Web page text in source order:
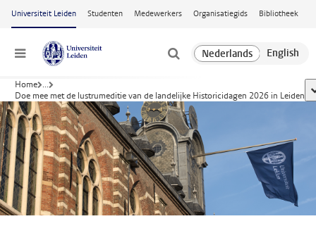
Ga naar hoofdinhoud
Universiteit Leiden Studenten Medewerkers Organisatiegids Bibliotheek
Menu
Home ...
Doe mee met de lustrumeditie van de landelijke Historicidagen 2026 in Leiden